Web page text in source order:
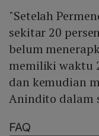
"Setelah
sekitar 20
belum
memiliki waktu
dan kemudian
Anindito dalam
FAQ